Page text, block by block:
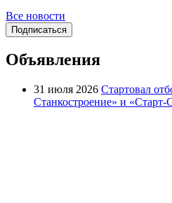
Все новости
Подписаться
Объявления
31 июля 2026 Стартовал
Станкостроение» и «Старт-